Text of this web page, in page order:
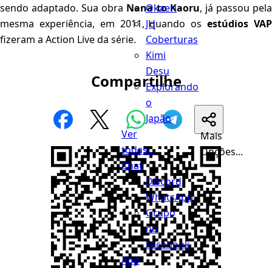
Okaeri
JH
Coberturas
Kimi
Desu
Explorando
o
Japão
Ver
todas...
Chat
Discord
WhatsApp
Grupo
no
Facebook
App
sendo adaptado. Sua obra Nana to Kaoru, já passou pela
mesma experiência, em 2011, quando os estúdios VAP
fizeram a Action Live da série.
Compartilhe
Mais
Opções...